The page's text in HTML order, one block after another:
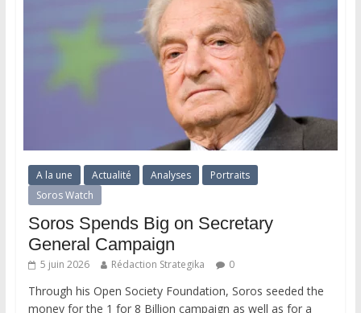
A la une Actualité Analyses
Portraits
Soros Watch
Soros Spends Big on Secretary
General Campaign
5 juin 2026 Rédaction Strategika 0
Through his Open Society Foundation, Soros seeded the
money for the 1 for 8 Billion campaign as well as for a